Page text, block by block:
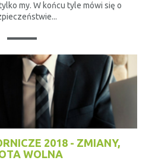
my. W końcu tyle mówi się o
2018 - ZMIANY,
WOLNA